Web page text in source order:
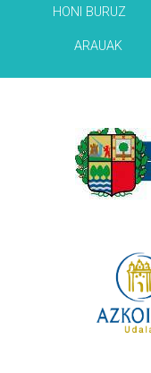
HONI BURUZ
ARAUAK